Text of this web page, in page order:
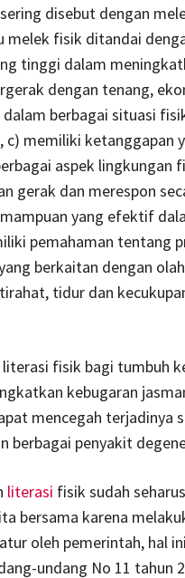
disebut dengan
melek fisik ditandai
tinggi dalam
dengan tenang,
dalam berbagai situasi
c) memiliki ketanggapan
aspek lingkungan
gerak dan merespon
yang efektif
pemahaman tentang
berkaitan dengan
tidur dan
fisik bagi tumbuh
kebugaran
mencegah terjadinya
berbagai penyakit
literasi fisik sudah
bersama karena
oleh pemerintah, hal
undang No 11 tahun